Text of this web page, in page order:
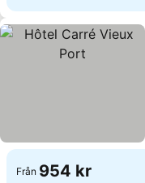
Från 954 kr